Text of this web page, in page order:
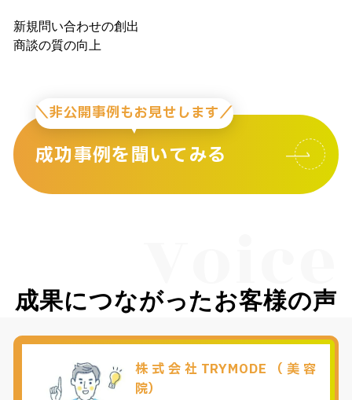
新規問い合わせの創出
商談の質の向上
＼非公開事例もお見せします／
成功事例を聞いてみる
Voice
成果につながったお客様の声
株式会社TRYMODE（美容
院）